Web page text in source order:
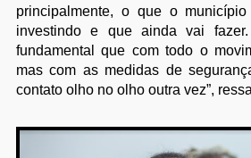
principalmente, o que o
investindo e que ainda vai
fundamental que com todo o
mas com as medidas de
contato olho no olho outra vez”,